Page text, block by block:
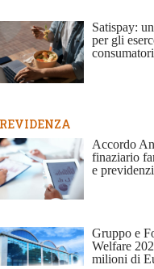
Satispay:
per gli
consumatori
Accordo
finaziario
e
Gruppo e
Welfare
milioni di